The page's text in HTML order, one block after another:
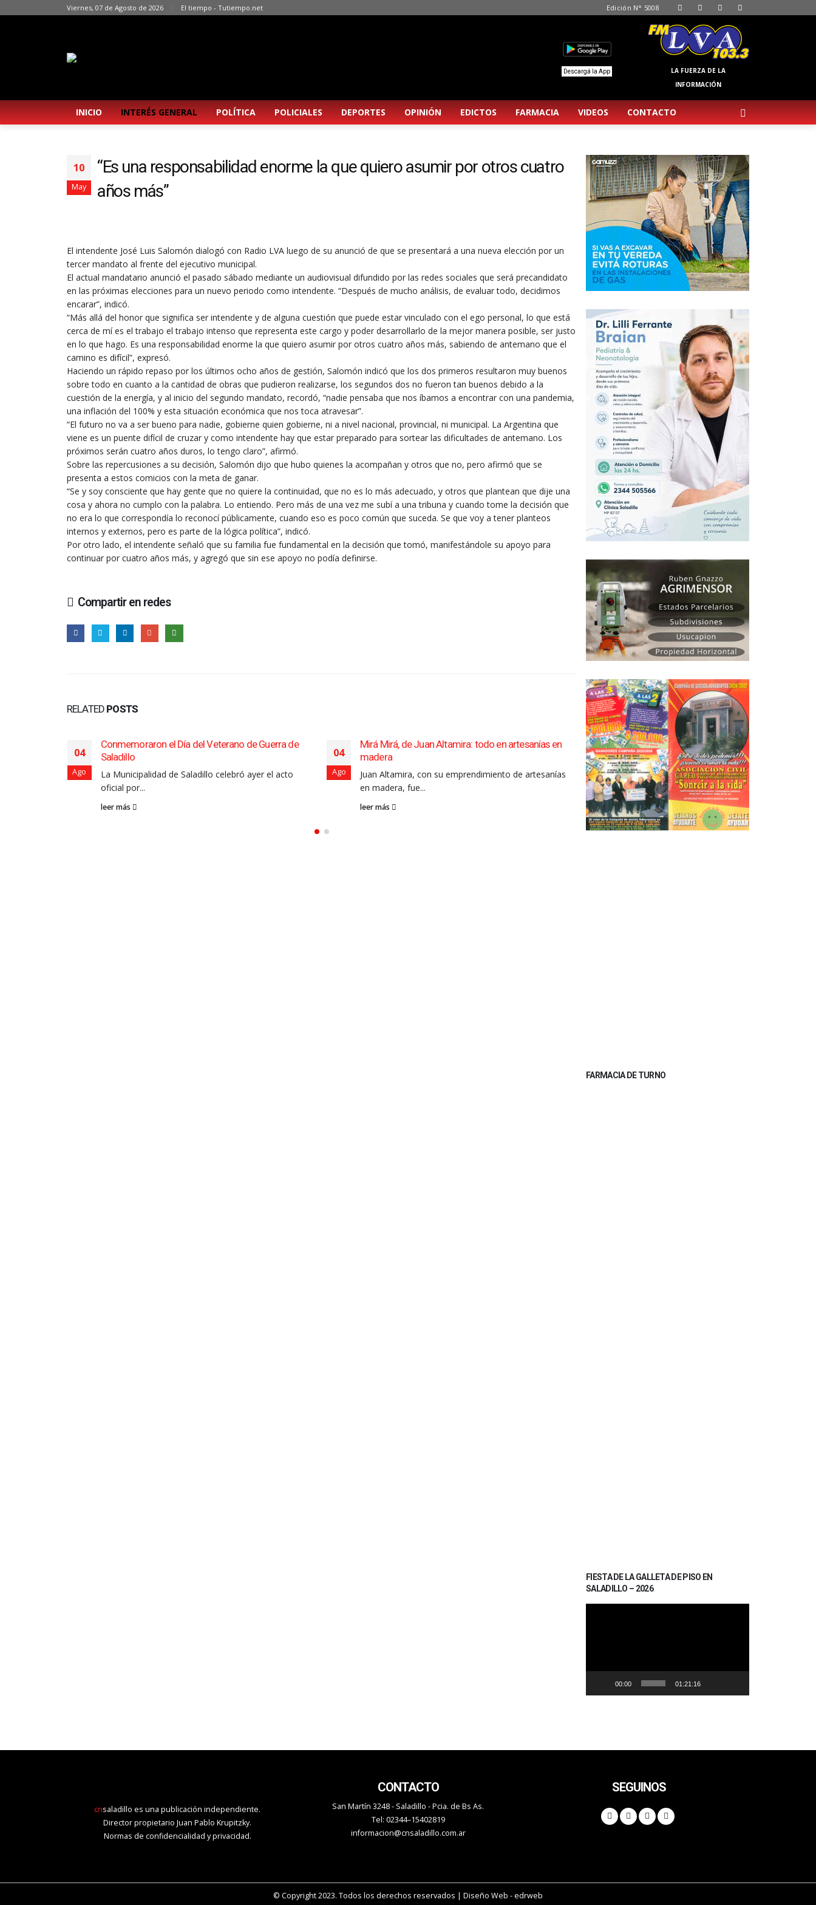
Viernes, 07 de Agosto de 2026 El tiempo - Tutiempo.net Edición N° 5008
Descargá la App
LA FUERZA DE LA
INFORMACIÓN
INICIO INTERÉS GENERAL POLÍTICA POLICIALES DEPORTES OPINIÓN EDICTOS FARMACIA VIDEOS CONTACTO
10
May
“Es una responsabilidad enorme la que quiero asumir por otros cuatro
años más”
El intendente José Luis Salomón dialogó con Radio LVA luego de su anunció de que se presentará a una nueva elección por un
tercer mandato al frente del ejecutivo municipal.
El actual mandatario anunció el pasado sábado mediante un audiovisual difundido por las redes sociales que será precandidato
en las próximas elecciones para un nuevo periodo como intendente. “Después de mucho análisis, de evaluar todo, decidimos
encarar”, indicó.
“Más allá del honor que significa ser intendente y de alguna cuestión que puede estar vinculado con el ego personal, lo que está
cerca de mí es el trabajo el trabajo intenso que representa este cargo y poder desarrollarlo de la mejor manera posible, ser justo
en lo que hago. Es una responsabilidad enorme la que quiero asumir por otros cuatro años más, sabiendo de antemano que el
camino es difícil”, expresó.
Haciendo un rápido repaso por los últimos ocho años de gestión, Salomón indicó que los dos primeros resultaron muy buenos
sobre todo en cuanto a la cantidad de obras que pudieron realizarse, los segundos dos no fueron tan buenos debido a la
cuestión de la energía, y al inicio del segundo mandato, recordó, “nadie pensaba que nos íbamos a encontrar con una pandemia,
una inflación del 100% y esta situación económica que nos toca atravesar”.
“El futuro no va a ser bueno para nadie, gobierne quien gobierne, ni a nivel nacional, provincial, ni municipal. La Argentina que
viene es un puente difícil de cruzar y como intendente hay que estar preparado para sortear las dificultades de antemano. Los
próximos serán cuatro años duros, lo tengo claro”, afirmó.
Sobre las repercusiones a su decisión, Salomón dijo que hubo quienes la acompañan y otros que no, pero afirmó que se
presenta a estos comicios con la meta de ganar.
“Se y soy consciente que hay gente que no quiere la continuidad, que no es lo más adecuado, y otros que plantean que dije una
cosa y ahora no cumplo con la palabra. Lo entiendo. Pero más de una vez me subí a una tribuna y cuando tome la decisión que
no era lo que correspondía lo reconocí públicamente, cuando eso es poco común que suceda. Se que voy a tener planteos
internos y externos, pero es parte de la lógica política”, indicó.
Por otro lado, el intendente señaló que su familia fue fundamental en la decisión que tomó, manifestándole su apoyo para
continuar por cuatro años más, y agregó que sin ese apoyo no podía definirse.
Compartir en redes
RELATED POSTS
04
Ago
Conmemoraron el Día del Veterano de Guerra de
Saladillo
La Municipalidad de Saladillo celebró ayer el acto
oficial por...
leer más
04
Ago
Mirá Mirá, de Juan Altamira: todo en artesanías en
madera
Juan Altamira, con su emprendimiento de artesanías
en madera, fue...
leer más
04
Ago
Con todo local, Saladillo celebró sus 163 años
La fiesta del 163° aniversario de Saladillo tuvo en
esta...
leer más
FARMACIA DE TURNO
FIESTA DE LA GALLETA DE PISO EN
SALADILLO – 2026
00:00 01:21:16
cnsaladillo es una publicación independiente.
Director propietario Juan Pablo Krupitzky.
Normas de confidencialidad y privacidad.
CONTACTO
San Martín 3248 - Saladillo - Pcia. de Bs As.
Tel: 02344–15402819
informacion@cnsaladillo.com.ar
SEGUINOS
© Copyright 2023. Todos los derechos reservados | Diseño Web - edrweb